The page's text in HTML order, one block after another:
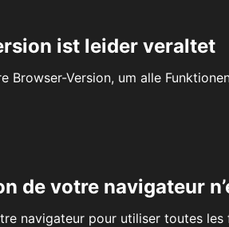
ist leider veraltet
Browser-Version, um alle
de votre navigateur
navigateur pour utiliser toutes